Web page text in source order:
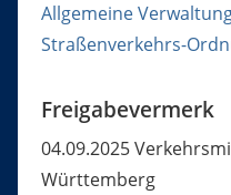
Allgemeine
Straßenverkehrs-
Freigabevermerk
04.09.2025
Württemberg